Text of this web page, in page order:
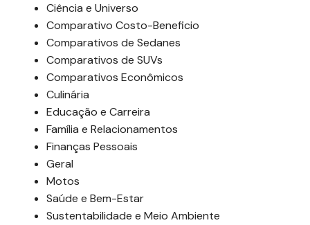
Ciência e Universo
Comparativo Costo-Beneficio
Comparativos de Sedanes
Comparativos de SUVs
Comparativos Econômicos
Culinária
Educação e Carreira
Família e Relacionamentos
Finanças Pessoais
Geral
Motos
Saúde e Bem-Estar
Sustentabilidade e Meio Ambiente